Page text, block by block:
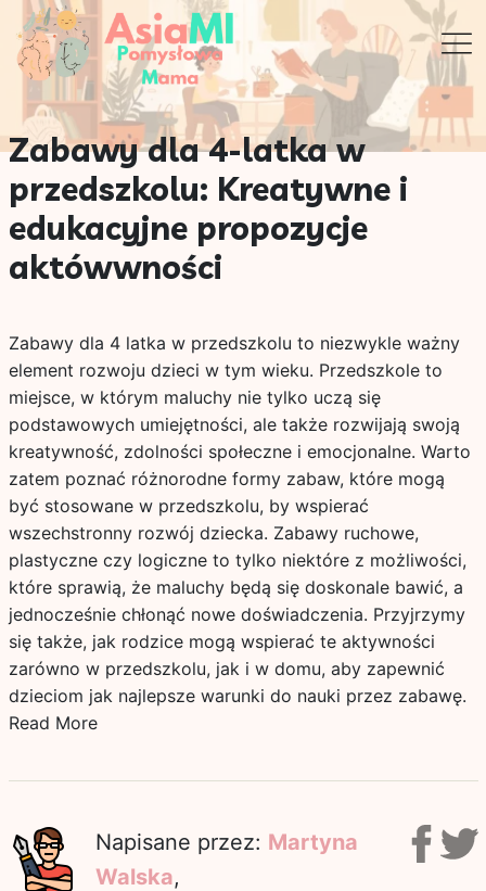
Zabawy dla 4-latka w
przedszkolu: Kreatywne i
edukacyjne propozycje
aktówwności
Zabawy dla 4 latka w przedszkolu to niezwykle ważny
element rozwoju dzieci w tym wieku. Przedszkole to
miejsce, w którym maluchy nie tylko uczą się
podstawowych umiejętności, ale także rozwijają swoją
kreatywność, zdolności społeczne i emocjonalne. Warto
zatem poznać różnorodne formy zabaw, które mogą
być stosowane w przedszkolu, by wspierać
wszechstronny rozwój dziecka. Zabawy ruchowe,
plastyczne czy logiczne to tylko niektóre z możliwości,
które sprawią, że maluchy będą się doskonale bawić, a
jednocześnie chłonąć nowe doświadczenia. Przyjrzymy
się także, jak rodzice mogą wspierać te aktywności
zarówno w przedszkolu, jak i w domu, aby zapewnić
dzieciom jak najlepsze warunki do nauki przez zabawę.
Read More
Napisane przez: Martyna
Walska,